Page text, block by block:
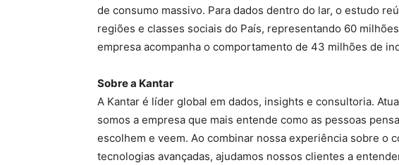
de consumo massivo. Para dados dentro do lar, o estudo
regiões e classes sociais do País, representando 60
empresa acompanha o comportamento de 43 milhões de
Sobre a Kantar
A Kantar é líder global em dados, insights e consultoria.
somos a empresa que mais entende como as pessoas
escolhem e veem. Ao combinar nossa experiência sobre o
tecnologias avançadas, ajudamos nossos clientes a